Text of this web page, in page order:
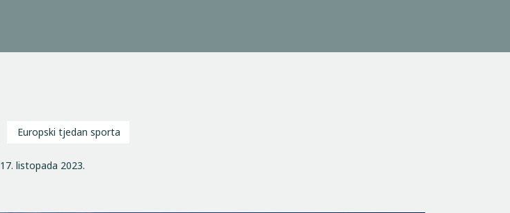
Europski tjedan sporta
17. listopada 2023.